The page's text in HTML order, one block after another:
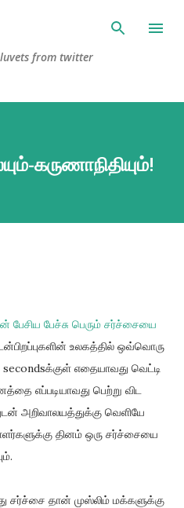
content
from twitter
கருணாநிதியும்!
பேச்சு பெரும் சர்ச்சையை
உலகத்தில் ஒவ்வொரு
எதையாவது வெட்டி
எப்படியாவது பெற்று விட
அறிவாலயத்துக்கு வெளியே
தினம் ஒரு சர்ச்சையை
சர்ச்சை தான் முஸ்லிம் மக்களுக்கு